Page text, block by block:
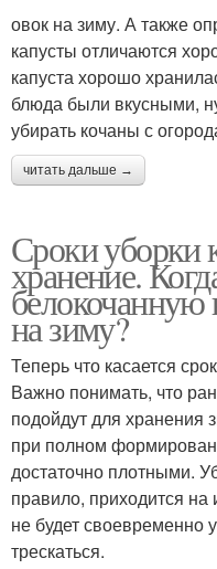
овок на зиму. А также
капусты отличаются
капуста хорошо
блюда были вкусными,
убирать кочаны с
читать дальше →
Сроки уборки
хранение.
белокочанную
на зиму?
Теперь что касается
Важно понимать, что
подойдут для хранения
при полном
достаточно плотными.
правило, приходится
не будет своевременно
трескаться.